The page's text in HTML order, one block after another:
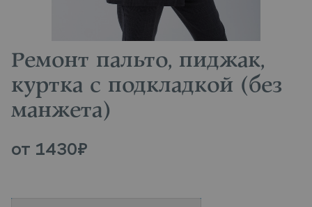
Ремонт пальто, пиджак,
куртка с подкладкой (без
манжета)
от 1430₽